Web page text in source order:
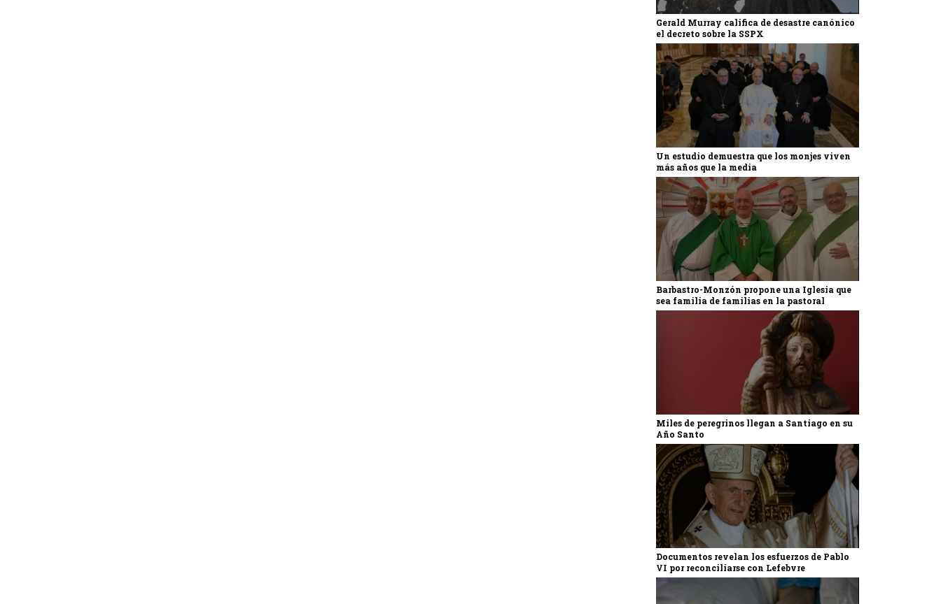
Gerald Murray califica de desastre canónico
el decreto sobre la SSPX
Un estudio demuestra que los monjes viven
más años que la media
Barbastro-Monzón propone una Iglesia que
sea familia de familias en la pastoral
Miles de peregrinos llegan a Santiago en su
Año Santo
Documentos revelan los esfuerzos de Pablo
VI por reconciliarse con Lefebvre